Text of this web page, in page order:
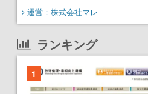
運営：株式会社マレ
ランキング
1